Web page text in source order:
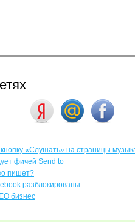
«Слушать» на страницы
фичей Send to
пишет?
разблокированы
бизнес